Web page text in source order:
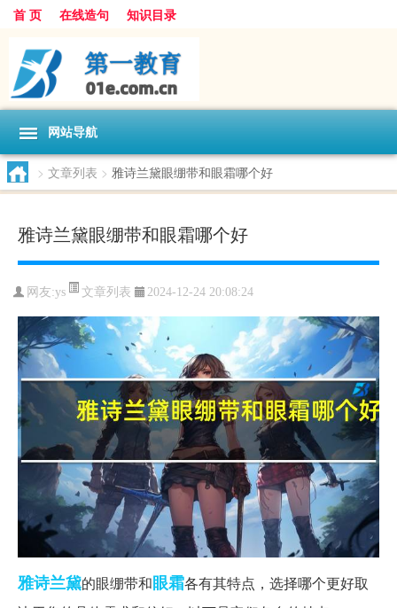
首 页 在线造句 知识目录
网站导航
> 文章列表 > 雅诗兰黛眼绷带和眼霜哪个好
雅诗兰黛眼绷带和眼霜哪个好
网友:ys 文章列表 2024-12-24 20:08:24
雅诗兰黛的眼绷带和眼霜各有其特点，选择哪个更好取